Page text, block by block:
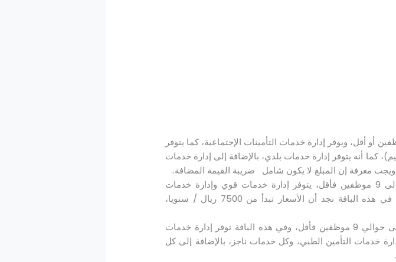
أو أقل، ويوفر إدارة خدمات التأمينات الإجتماعية، كما يتوفر
كما أنه يتوفر إدارة خدمات بلدي، بالإضافة إلى إدارة خدمات
الباقة الفضية: أما الموظفين في الباقة الفضية يصلوا إلى 9 موظفين فأقل، يتوفر إدارة خدمات قوي وإدارة خدمات
التأمينات الإجتماعية،إدارة خدمات أبشر (مقيم) كما أنه في هذه الباقة نجد أن الأسعار تبدأ من 7500 ريال / سنويا،
الباقة الذهبية: في الباقة الذهبية وصل عدد الموظفين إلى حوالي 9 موظفين فأقل، وفي هذه الباقة توفر إدارة خدمات
خدمات التأمين الطبي، وكل خدمات ناجز، بالإضافة إلى كل